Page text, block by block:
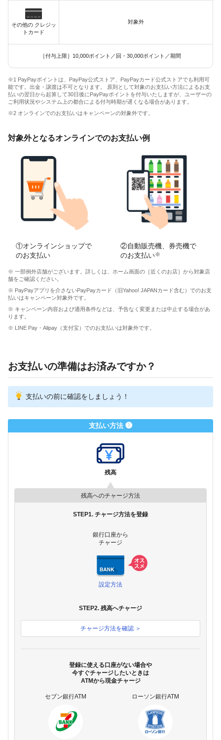
その他の クレジッ
トカード
対象外
［付与上限］10,000ポイント／回・30,000ポイント／期間
※1 PayPayポイントは、PayPay公式ストア、PayPayカード公式ストアでも利用可
能です。出金・譲渡は不可となります。 原則として対象のお支払い方法によるお支
払いの翌日から起算して30日後にPayPayポイントを付与いたしますが、ユーザーの
ご利用状況やシステム上の都合による付与時期が遅くなる場合があります。
※2 オンラインでのお支払いはキャンペーンの対象外です。
対象外となるオンラインでのお支払い例
①オンラインショップで
のお支払い
②自動販売機、券売機で
のお支払い※
※ 一部例外店舗がございます。詳しくは、ホーム画面の［近くのお店］から対象店
舗をご確認ください。
※ PayPayアプリを介さないPayPayカード（旧Yahoo! JAPANカード含む）でのお支
払いはキャンペーン対象外です。
※ キャンペーン内容および適用条件などは、予告なく変更または中止する場合があ
ります。
※ LINE Pay・Alipay（支付宝）でのお支払いは対象外です。
お支払いの準備はお済みですか？
支払いの前に確認をしましょう！
支払い方法 ❶
残高
残高へのチャージ方法
STEP1. チャージ方法を登録
銀行口座から
チャージ
設定方法
STEP2. 残高へチャージ
チャージ方法を確認 ＞
登録に使える口座がない場合や
今すぐチャージしたいときは
ATMから現金チャージ
セブン銀行ATM ローソン銀行ATM